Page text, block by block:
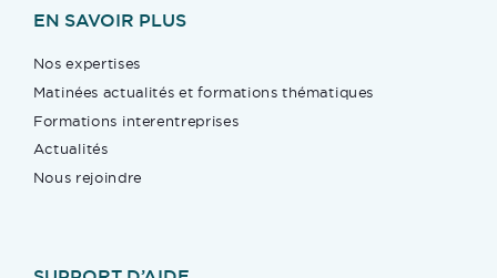
EN SAVOIR PLUS
Nos expertises
Matinées actualités et formations thématiques
Formations interentreprises
Actualités
Nous rejoindre